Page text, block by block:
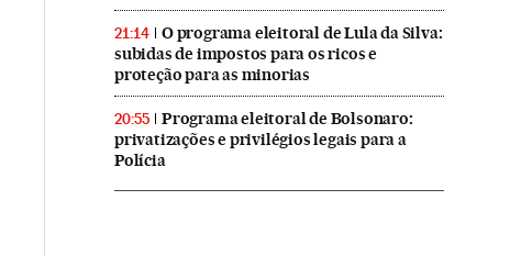
21:14
O programa eleitoral de Lula da Silva:
subidas de impostos para os ricos e
proteção para as minorias
20:55
Programa eleitoral de Bolsonaro:
privatizações e privilégios legais para a
Polícia